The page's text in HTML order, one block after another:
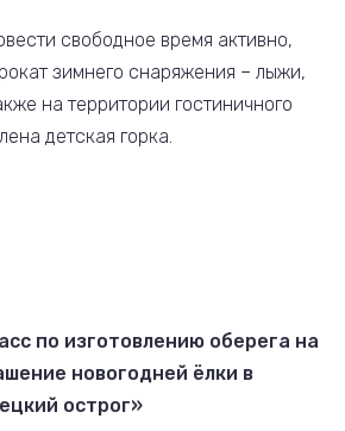
свободное время активно,
зимнего снаряжения – лыжи,
на территории гостиничного
детская горка.
по изготовлению оберега на
новогодней ёлки в
острог»